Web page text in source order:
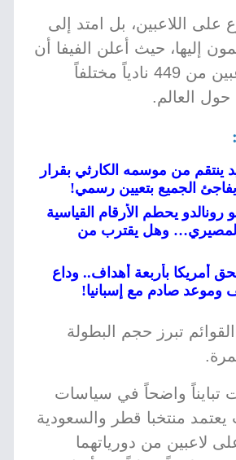
على اللاعبين، بل امتد إلى
إليها، حيث أعلن الفيفا أن
القوائم تضم لاعبين من 449 نادياً مختلفاً
ينتقم من موسمه الكارثي بقرار
الجميع بتعيين رسمي!
يحطم الأرقام القياسية
المصيري… وهل يقترب من
أمريكا بأربعة أهداف.. وداع
وموعد صادم مع إسبانيا!
تبرز حجم البطولة
تبايناً واضحاً في سياسات
يعتمد منتخبا قطر والسعودية
لاعبين من دورياتهما